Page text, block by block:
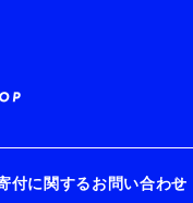
付に関するお問い合わせ